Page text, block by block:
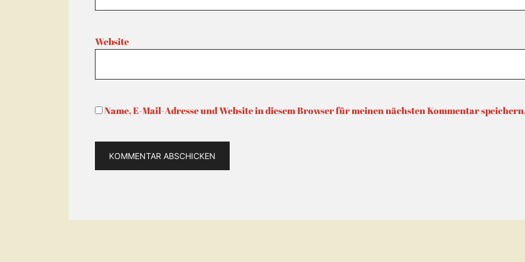
Website
Name, E-Mail-Adresse und Website in diesem Browser für meinen nächsten Kommentar